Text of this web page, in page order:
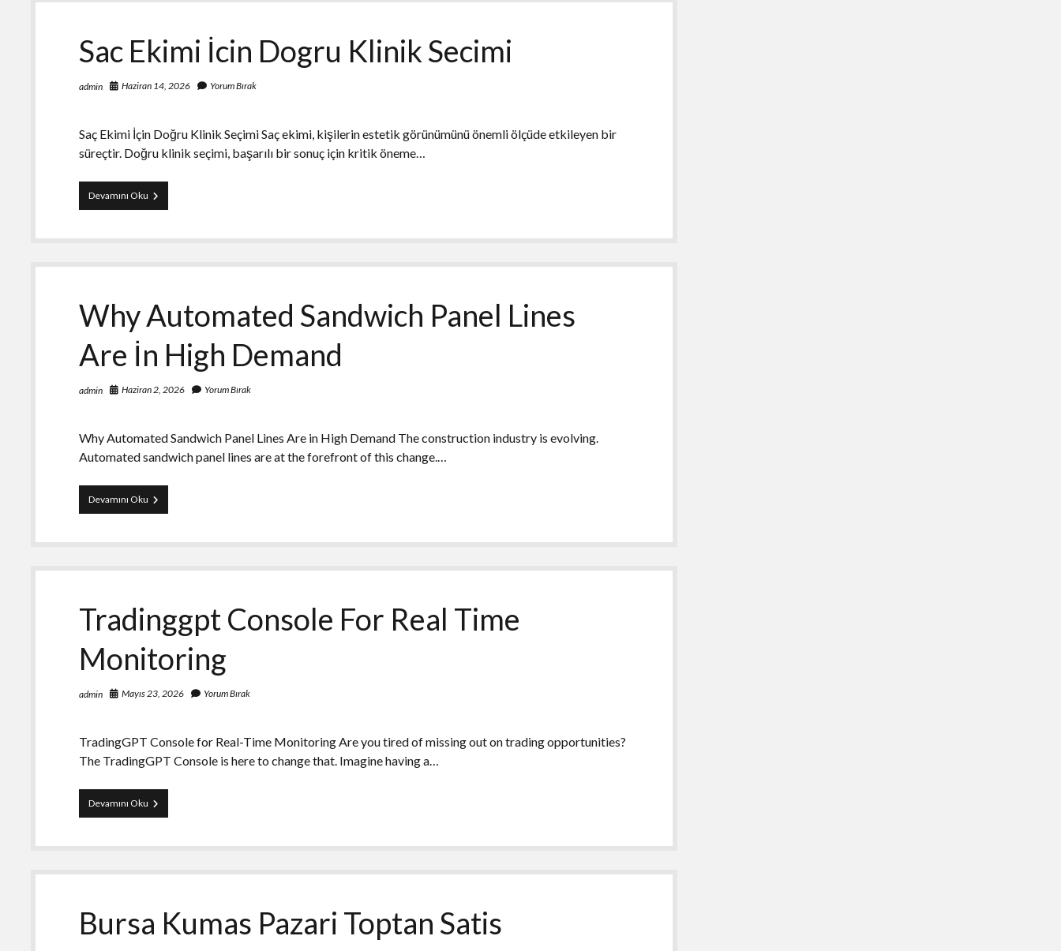
Sac Ekimi İcin Dogru Klinik Secimi
admin Haziran 14, 2026 Yorum Bırak
Saç Ekimi İçin Doğru Klinik Seçimi Saç ekimi, kişilerin estetik görünümünü önemli ölçüde etkileyen bir
süreçtir. Doğru klinik seçimi, başarılı bir sonuç için kritik öneme…
Devamını Oku Sac
Ekimi
Dogru
Secimi
Why Automated Sandwich Panel Lines
Are İn High Demand
admin Haziran 2, 2026 Yorum Bırak
Why Automated Sandwich Panel Lines Are in High Demand The construction industry is evolving.
Automated sandwich panel lines are at the forefront of this change.…
Devamını Oku Why
Automated
Panel
Are
Tradinggpt Console For Real Time
Monitoring
admin Mayıs 23, 2026 Yorum Bırak
TradingGPT Console for Real-Time Monitoring Are you tired of missing out on trading opportunities?
The TradingGPT Console is here to change that. Imagine having a…
Devamını Oku Tradinggpt
Console
Real
Monitoring
Bursa Kumas Pazari Toptan Satis